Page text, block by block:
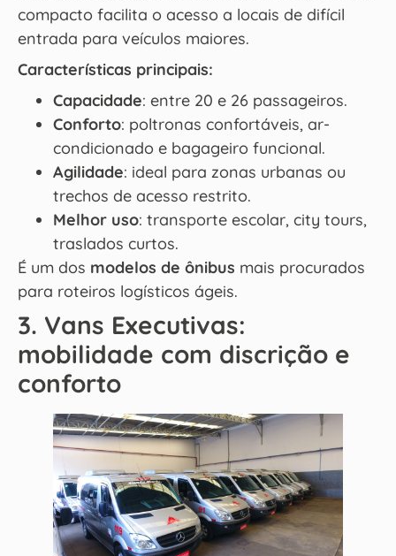
compacto facilita o acesso a locais de difícil
entrada para veículos maiores.
Características principais:
Capacidade: entre 20 e 26 passageiros.
Conforto: poltronas confortáveis, ar-
condicionado e bagageiro funcional.
Agilidade: ideal para zonas urbanas ou
trechos de acesso restrito.
Melhor uso: transporte escolar, city tours,
traslados curtos.
É um dos modelos de ônibus mais procurados
para roteiros logísticos ágeis.
3. Vans Executivas:
mobilidade com discrição e
conforto